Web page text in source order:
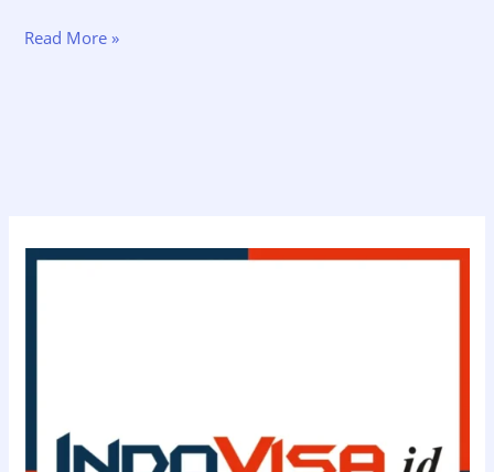
Syarat
(0811-
Read More »